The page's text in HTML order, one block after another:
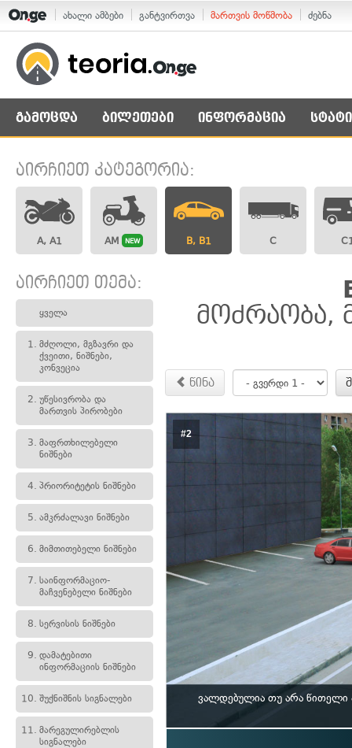
ახალი ამბები განტვირთვა მართვის მოწმობა ძებნა
გამოცდა ბილეთები ინფორმაცია
აირჩიეთ კატეგორია:
A, A1 AM NEW B, B1 C
აირჩიეთ თემა:
ყველა
1. მძღოლი, მგზავრი და
ქვეითი, ნიშნები,
კონვეცია
2. უწესივრობა და
მართვის პირობები
3. მაფრთხილებელი
ნიშნები
4. პრიორიტეტის ნიშნები
5. ამკრძალავი ნიშნები
6. მიმთითებელი ნიშნები
7. საინფორმაციო-
მაჩვენებელი ნიშნები
8. სერვისის ნიშნები
9. დამატებითი
ინფორმაციის ნიშნები
10. შუქნიშნის სიგნალები
11. მარეგულირებლის
სიგნალები
მოძრაობა,
წინა
#2
ვალდებულია თუ არა წითელი